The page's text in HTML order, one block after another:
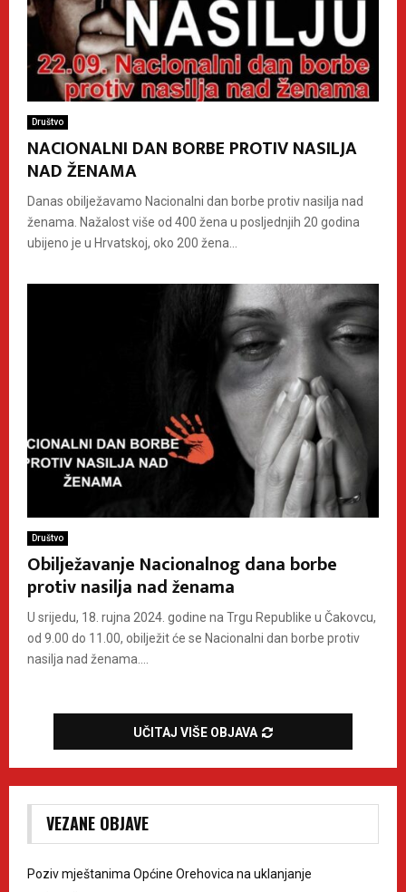
Društvo
NACIONALNI DAN BORBE PROTIV NASILJA
NAD ŽENAMA
Danas obilježavamo Nacionalni dan borbe protiv nasilja nad
ženama. Nažalost više od 400 žena u posljednjih 20 godina
ubijeno je u Hrvatskoj, oko 200 žena...
Društvo
Obilježavanje Nacionalnog dana borbe
protiv nasilja nad ženama
U srijedu, 18. rujna 2024. godine na Trgu Republike u Čakovcu,
od 9.00 do 11.00, obilježit će se Nacionalni dan borbe protiv
nasilja nad ženama....
UČITAJ VIŠE OBJAVA
VEZANE OBJAVE
Poziv mještanima Općine Orehovica na uklanjanje